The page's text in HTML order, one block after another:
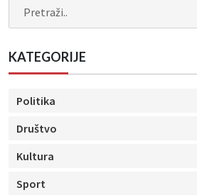
KATEGORIJE
Politika
Društvo
Kultura
Sport